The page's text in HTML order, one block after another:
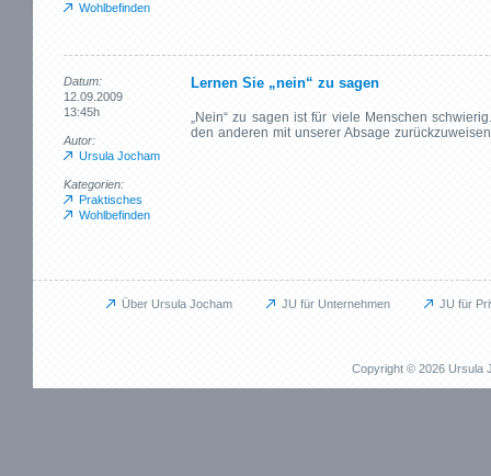
Wohlbefinden
Datum:
12.09.2009
13:45h
Autor:
Ursula Jocham
Kategorien:
Praktisches
Wohlbefinden
Lernen Sie „nein“ zu sagen
„Nein“ zu sagen ist für viele Menschen
den anderen mit unserer Absage
Über Ursula Jocham JU für Unternehmen JU für
JU für
Copyright © 2026 Ursula